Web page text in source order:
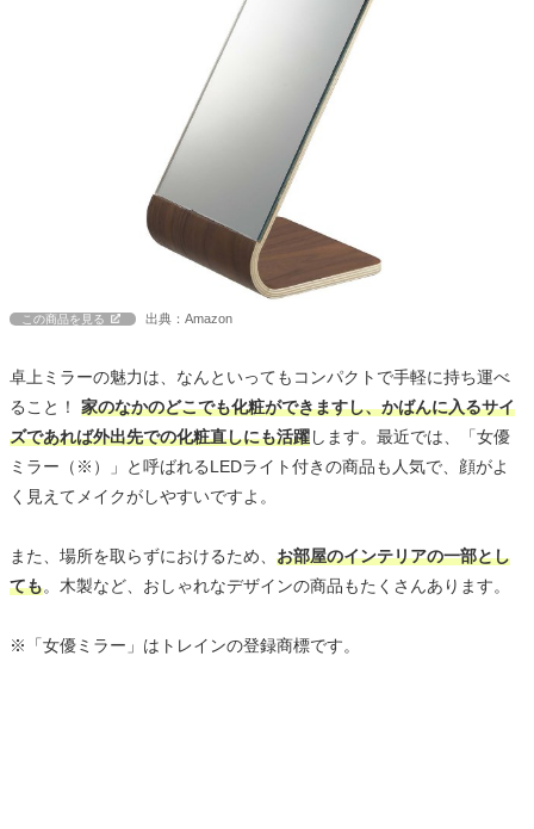
この商品を見る 出典：Amazon
卓上ミラーの魅力は、なんといってもコンパクトで手軽に持ち運べ
ること！ 家のなかのどこでも化粧ができますし、かばんに入るサイ
ズであれば外出先での化粧直しにも活躍します。最近では、「女優
ミラー（※）」と呼ばれるLEDライト付きの商品も人気で、顔がよ
く見えてメイクがしやすいですよ。
また、場所を取らずにおけるため、 お部屋のインテリアの一部とし
ても。木製など、おしゃれなデザインの商品もたくさんあります。
※「女優ミラー」はトレインの登録商標です。